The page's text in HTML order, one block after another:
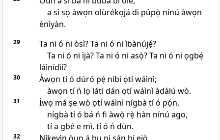
a sì sọ àwọn olùrékọjá di púpọ̀ nínú àwọn
ènìyàn.
29
Ta ni ó ni òsì? Ta ni ó ni ìbànújẹ́?
Ta ni ó ni ìjà? Ta ni ó ni asọ̀? Ta ni ó ni ọgbẹ́
láìnídìí?
30
Àwọn tí ó dúró pẹ́ níbi ọtí wáìnì;
àwọn tí ń lọ láti dán ọtí wáìnì àdàlú wò.
31
Ìwọ má ṣe wò ọtí wáìnì nígbà tí ó pọ́n,
nígbà tí ó bá ń fi àwọ̀ rẹ̀ hàn nínú ago,
tí a gbé e mì, tí ó ń dùn.
32